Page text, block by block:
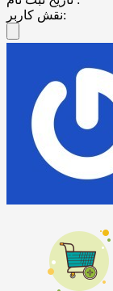
نقش کاربر: